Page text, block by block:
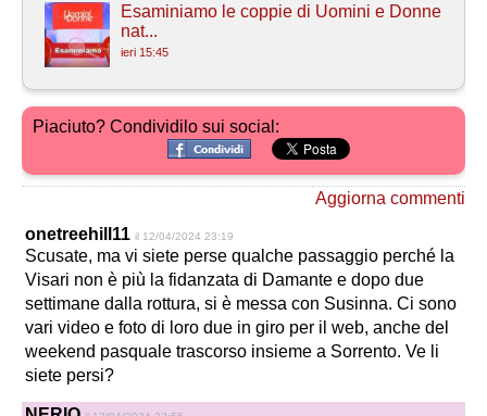
Esaminiamo le coppie di Uomini e Donne
nat...
ieri 15:45
Piaciuto? Condividilo sui social:
Aggiorna commenti
onetreehill11 il 12/04/2024 23:19
Scusate, ma vi siete perse qualche passaggio perché la
Visari non è più la fidanzata di Damante e dopo due
settimane dalla rottura, si è messa con Susinna. Ci sono
vari video e foto di loro due in giro per il web, anche del
weekend pasquale trascorso insieme a Sorrento. Ve li
siete persi?